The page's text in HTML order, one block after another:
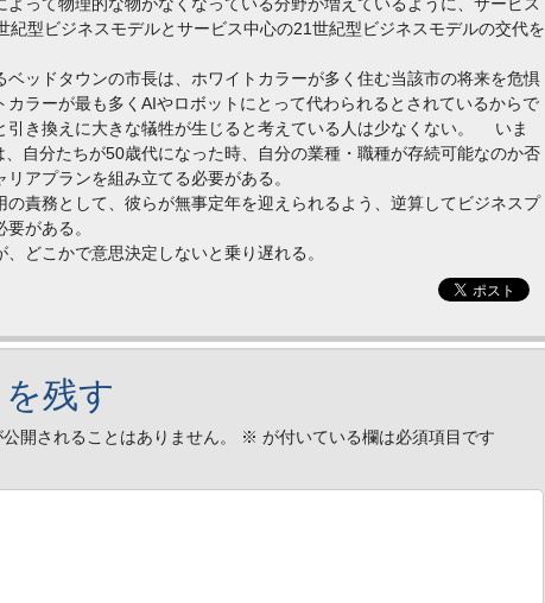
紀型ビジネスモデルとサービス中心の21世紀型ビジネスモデルの交代を
ベッドタウンの市長は、ホワイトカラーが多く住む当該市の将来を危惧
カラーが最も多くAIやロボットにとって代わられるとされているからで
引き換えに大きな犠牲が生じると考えている人は少なくない。 いま
、自分たちが50歳代になった時、自分の業種・職種が存続可能なのか否
アプランを組み立てる必要がある。
の責務として、彼らが無事定年を迎えられるよう、逆算してビジネスプ
がある。
どこかで意思決定しないと乗り遅れる。
残す
開されることはありません。 ※ が付いている欄は必須項目です